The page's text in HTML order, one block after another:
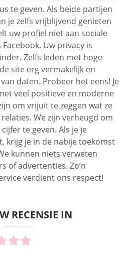
te geven. Als beide partijen
je zelfs vrijblijvend genieten
uw profiel niet aan sociale
Uw privacy is
Zelfs leden met hoge
site erg vermakelijk en
daten. Probeer het eens! Je
veel positieve en moderne
om vrijuit te zeggen wat ze
We zijn verheugd om
te geven. Als je je
krijg je in de nabije toekomst
kunnen niets verweten
of advertenties. Zo’n
verdient ons respect!
RECENSIE IN